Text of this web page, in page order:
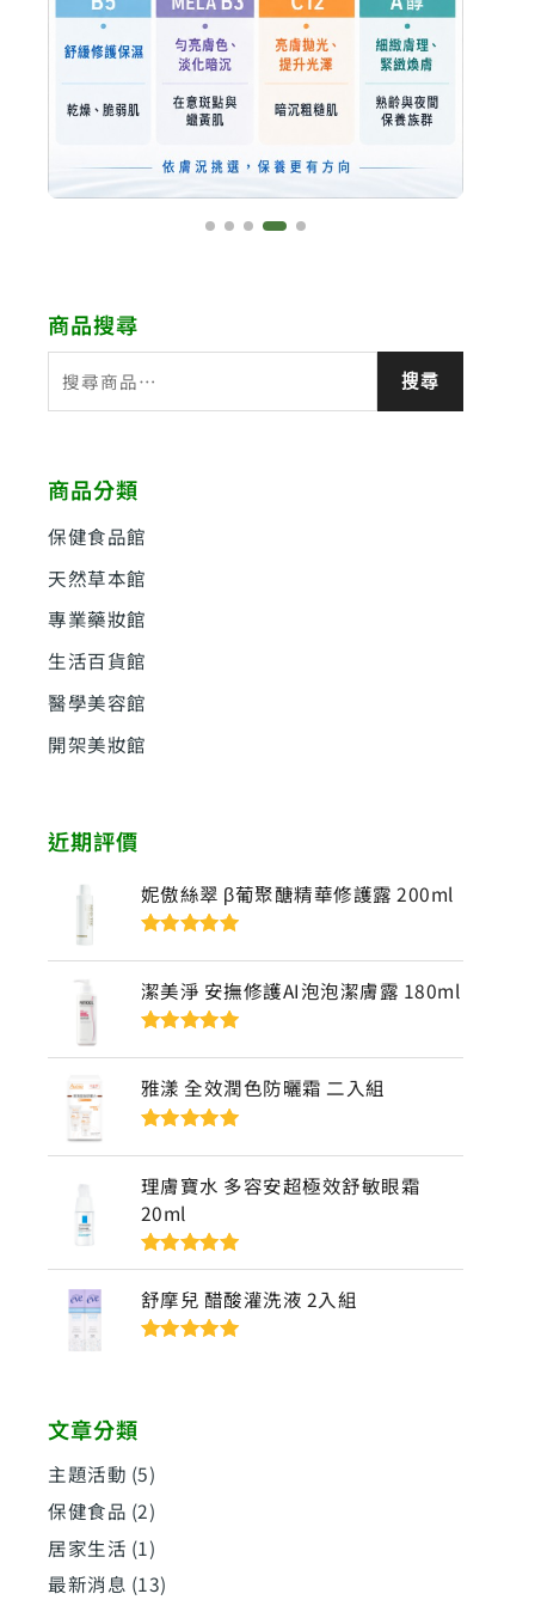
商品搜尋
尋
字
:
搜尋
商品分類
保健食品館
天然草本館
專業藥妝館
生活百貨館
醫學美容館
開架美妝館
近期評價
妮傲絲翠 β葡聚醣精華修護露 200ml
5
潔美淨 安撫修護AI泡泡潔膚露 180ml
5
雅漾 全效潤色防曬霜 二入組
5
理膚寶水 多容安超極效舒敏眼霜
20ml
評分5滿分
5
舒摩兒 醋酸灌洗液 2入組
文章分類
主題活動 (5)
保健食品 (2)
居家生活 (1)
最新消息 (13)